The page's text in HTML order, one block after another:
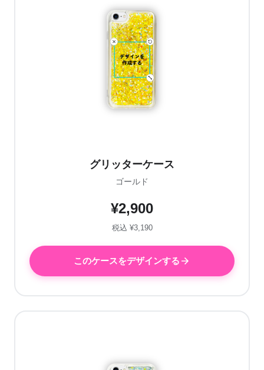
グリッターケース
ゴールド
¥2,900
税込 ¥3,190
このケースをデザインする